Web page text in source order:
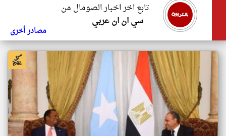
تابع اخر اخبار الصومال من
سي ان ان عربي
مصادر أخرى